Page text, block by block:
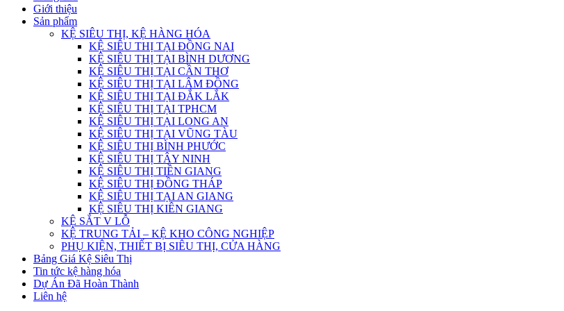
Giới thiệu
Sản phẩm
KỆ SIÊU THỊ, KỆ HÀNG HÓA
KỆ SIÊU THỊ TẠI ĐỒNG NAI
KỆ SIÊU THỊ TẠI BÌNH DƯƠNG
KỆ SIÊU THỊ TẠI CẦN THƠ
KỆ SIÊU THỊ TẠI LÂM ĐỒNG
KỆ SIÊU THỊ TẠI ĐẮK LẮK
KỆ SIÊU THỊ TẠI TPHCM
KỆ SIÊU THỊ TẠI LONG AN
KỆ SIÊU THỊ TẠI VŨNG TÀU
KỆ SIÊU THỊ BÌNH PHƯỚC
KỆ SIÊU THỊ TÂY NINH
KỆ SIÊU THỊ TIỀN GIANG
KỆ SIÊU THỊ ĐỒNG THÁP
KỆ SIÊU THỊ TẠI AN GIANG
KỆ SIÊU THỊ KIÊN GIANG
KỆ SẮT V LỖ
KỆ TRUNG TẢI – KỆ KHO CÔNG NGHIỆP
PHỤ KIỆN, THIẾT BỊ SIÊU THỊ, CỬA HÀNG
Bảng Giá Kệ Siêu Thị
Tin tức kệ hàng hóa
Dự Án Đã Hoàn Thành
Liên hệ